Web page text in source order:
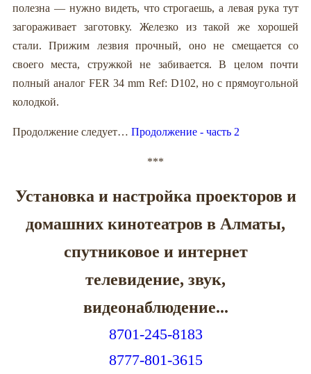
полезна — нужно видеть, что строгаешь, а левая рука тут
загораживает заготовку. Железко из такой же хорошей
стали. Прижим лезвия прочный, оно не смещается со
своего места, стружкой не забивается. В целом почти
полный аналог FER 34 mm Ref: D102, но с прямоугольной
колодкой.
Продолжение следует… Продолжение - часть 2
***
Установка и настройка проекторов и
домашних кинотеатров в Алматы,
спутниковое и интернет
телевидение, звук,
видеонаблюдение...
8701-245-8183
8777-801-3615